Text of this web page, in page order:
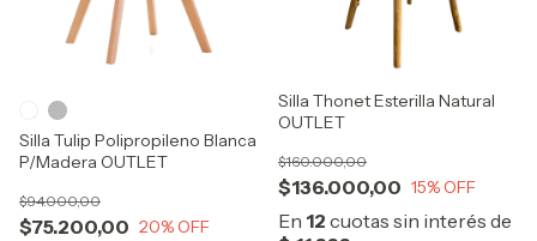
Silla Tulip Polipropileno Blanca
P/Madera OUTLET
$75.200,00
$94.000,00
20% OFF
Silla Thonet Esterilla Natural
OUTLET
$136.000,00
$160.000,00
15% OFF